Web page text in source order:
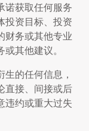
诺获取任何服务
投资目标、投资
财务或其他专业
或其他建议。
的任何信息，
直接、间接或后
违约或重大过失